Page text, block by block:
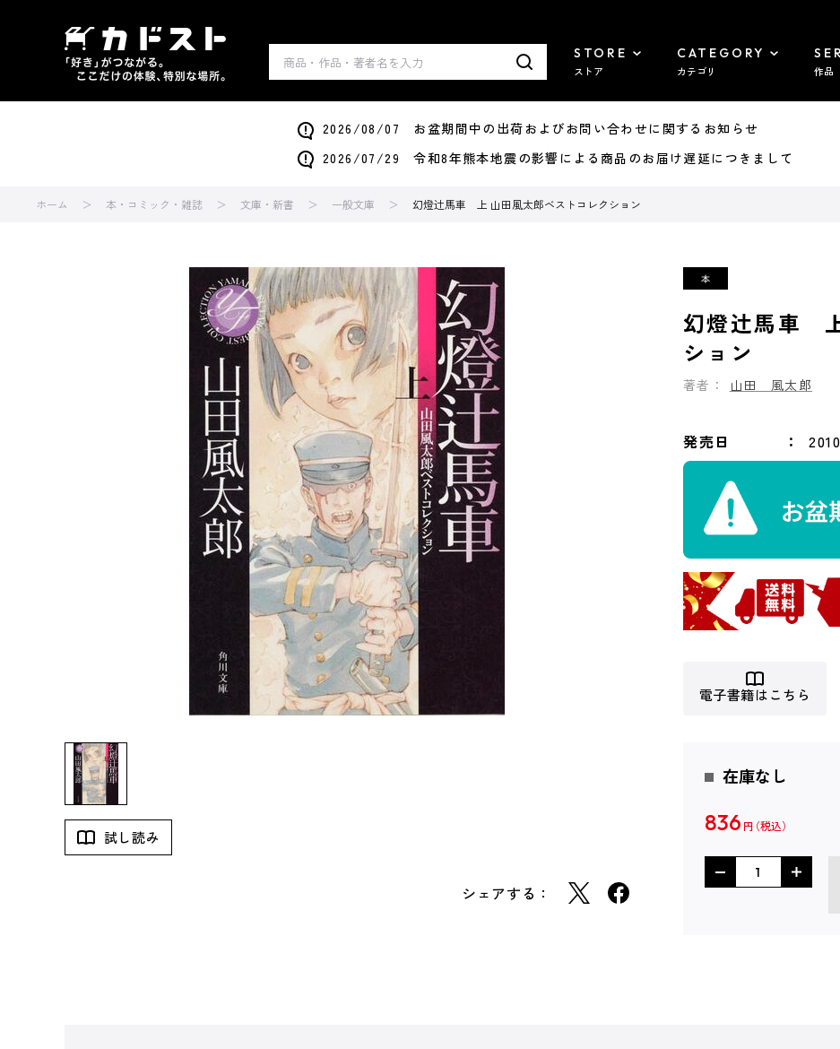
STORE
ストア
CATEGORY
カテゴリ 作品
2026/08/07 お盆期間中の出荷およびお問い合わせに関するお知らせ
2026/07/29 令和8年熊本地震の影響による商品のお届け遅延につきまして
ホーム 本・コミック・雑誌 文庫・新書 一般文庫 幻燈辻馬車 上 山田風太郎ベストコレクション
試し読み
シェアする：
幻燈辻馬車
ション
著者： 山田 風太郎
発売日
電子書籍はこちら
在庫なし
836 円